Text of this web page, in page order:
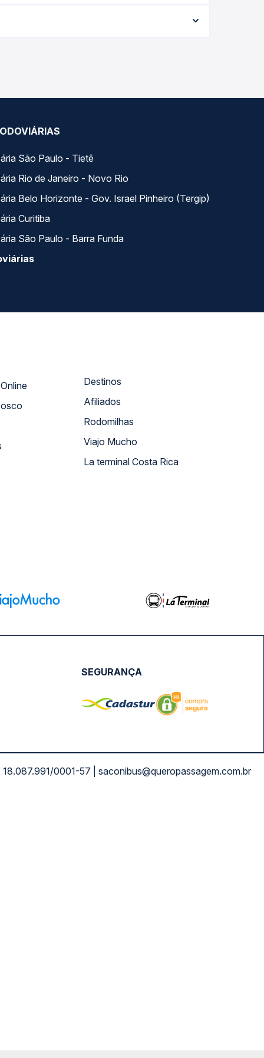
e garante a melhor oferta para o seu roteiro.
São Paulo - Tietê
Rio de Janeiro - Novo Rio
Belo Horizonte - Gov. Israel Pinheiro (Tergip)
Curitiba
São Paulo - Barra Funda
Atendimento Online
Destinos
Afiliados
Rodomilhas
Viajo Mucho
La terminal Costa Rica
SEGURANÇA
0001-57 | saconibus@queropassagem.com.br